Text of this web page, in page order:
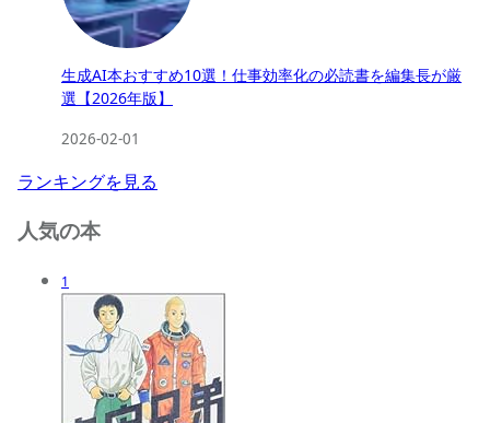
生成AI本おすすめ10選！仕事効率化の必読書を編集長が厳
選【2026年版】
2026-02-01
ランキングを見る
人気の本
1